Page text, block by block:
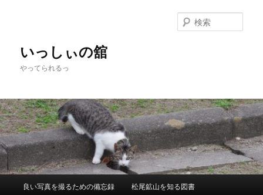
へ
移
動
いっしぃの舘
やってられるっ
索
良い写真を撮るための備忘録 松尾鉱山を知る図書